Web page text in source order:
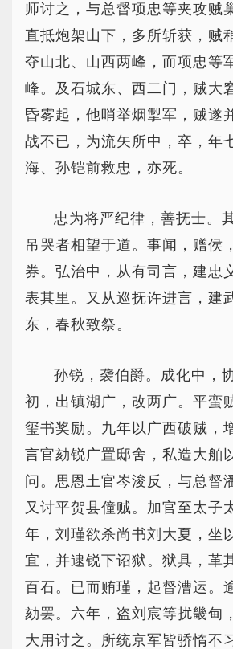
师讨之，与总督项忠等夹攻贼
直抵炮架山下，多所斩获，贼
夺山北、山西两峰，而项忠等
峰。及石城东、西二门，贼大
昏雾起，他哨举烟掣军，贼遂
战不已，为流矢所中，卒，年
海、孙铠前救忠，亦死。
忠为将严纪律，善抚士。
吊哭者相望于道。事闻，赠侯
券。弘治中，从有司言，建忠
表其里。又从巡抚许进言，建
东，春秋致祭。
孙锐，袭伯爵。成化中，
初，出镇湖广，改两广。平蛮
玺书奖励。九年以广西破贼，
言官劾锐广置邸舍，私造大舶
问。思恩土官岑浚反，与总督
又讨平贺县僮贼。加官至太子
年，刘瑾欲杀尚书刘大夏，坐
宜，并逮锐下诏狱。狱具，革
百石。已而贿瑾，起督漕运。
劾罢。六年，盗刘宸等扰畿甸
大用讨之。所统京军皆骄惰不